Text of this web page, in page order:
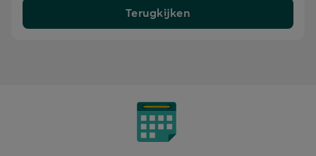
Terugkijken